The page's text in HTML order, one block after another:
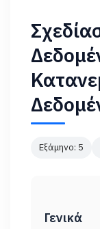
Εξάμηνο: 5
Γενικά